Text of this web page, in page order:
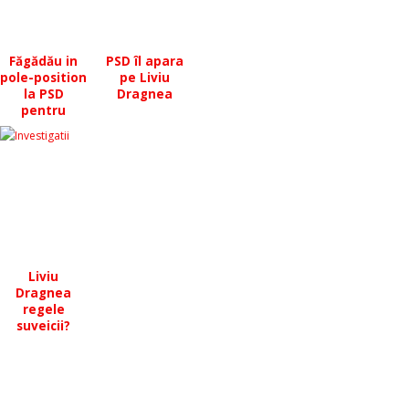
Făgădău in
pole-position
la PSD
pentru
Constantei?
PSD îl apara
pe Liviu
Dragnea
Liviu
Dragnea
regele
suveicii?